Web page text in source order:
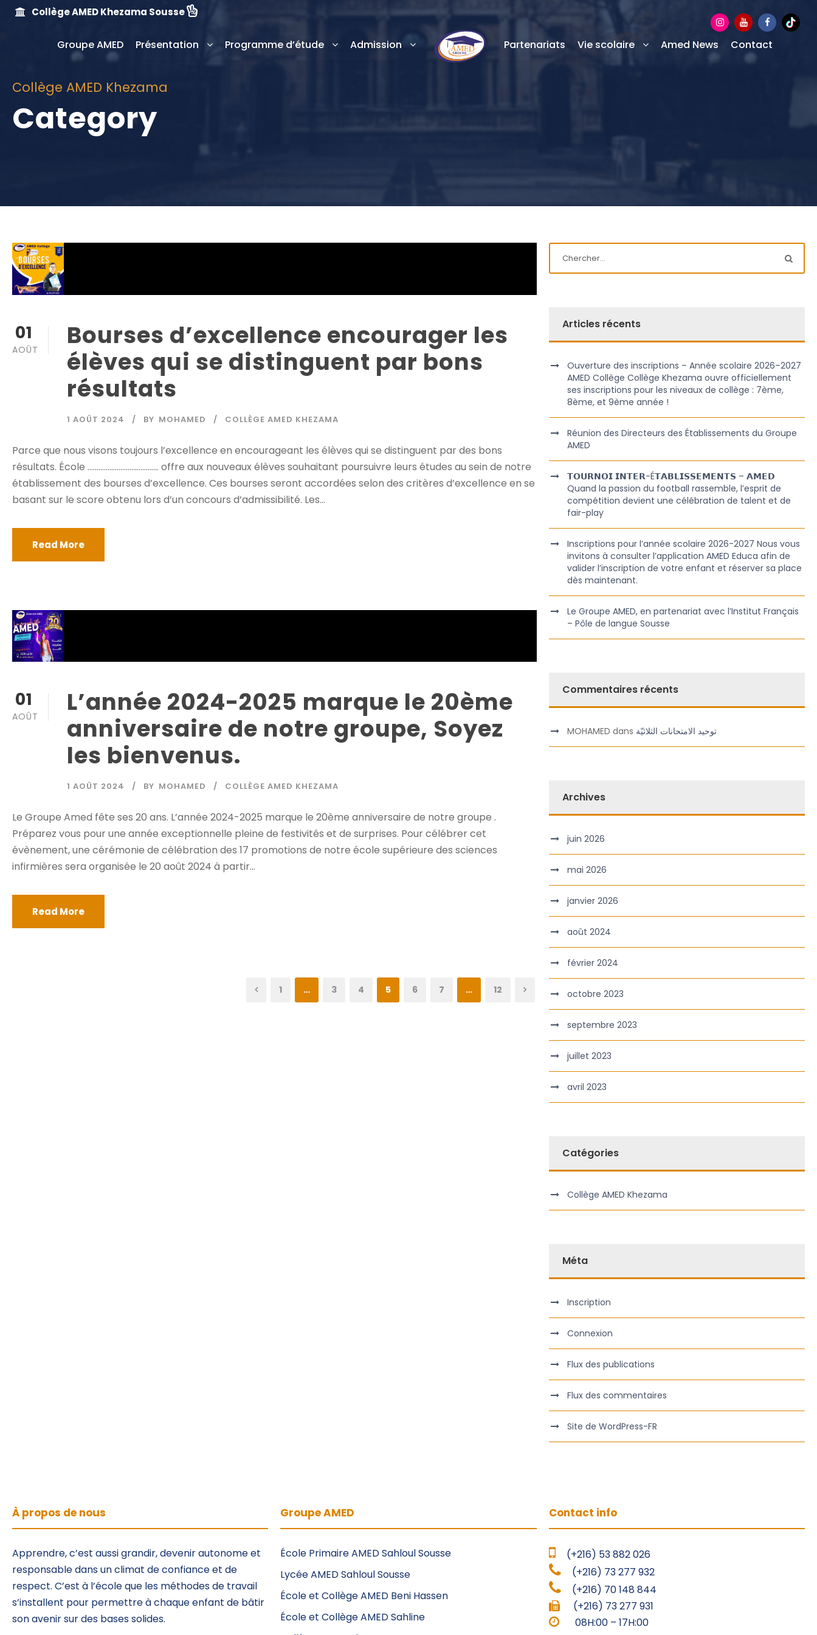
Collège AMED Khezama Sousse
Groupe AMED Présentation Programme d’étude Admission Partenariats Vie scolaire Amed News Contact
Collège AMED Khezama
Category
01
AOÛT
Bourses d’excellence encourager les
élèves qui se distinguent par bons
résultats
1 AOÛT 2024 BY MOHAMED COLLÈGE AMED KHEZAMA
Parce que nous visons toujours l’excellence en encourageant les élèves qui se distinguent par des bons
résultats. École ………………………………… offre aux nouveaux élèves souhaitant poursuivre leurs études au sein de notre
établissement des bourses d’excellence. Ces bourses seront accordées selon des critères d’excellence en se
basant sur le score obtenu lors d’un concours d’admissibilité. Les...
Read More
01
AOÛT
L’année 2024-2025 marque le 20ème
anniversaire de notre groupe, Soyez
les bienvenus.
1 AOÛT 2024 BY MOHAMED COLLÈGE AMED KHEZAMA
Le Groupe Amed fête ses 20 ans. L’année 2024-2025 marque le 20ème anniversaire de notre groupe .
Préparez vous pour une année exceptionnelle pleine de festivités et de surprises. Pour célébrer cet
évènement, une cérémonie de célébration des 17 promotions de notre école supérieure des sciences
infirmières sera organisée le 20 août 2024 à partir...
Read More
1 … 3 4 5 6 7 … 12
Articles récents
Ouverture des inscriptions – Année scolaire 2026–2027
AMED Collège Collège Khezama ouvre officiellement
ses inscriptions pour les niveaux de collège : 7ème,
8ème, et 9ème année !
Réunion des Directeurs des Établissements du Groupe
AMED
𝗧𝗢𝗨𝗥𝗡𝗢𝗜 𝗜𝗡𝗧𝗘𝗥-É𝗧𝗔𝗕𝗟𝗜𝗦𝗦𝗘𝗠𝗘𝗡𝗧𝗦 – 𝗔𝗠𝗘𝗗
Quand la passion du football rassemble, l’esprit de
compétition devient une célébration de talent et de
fair-play
Inscriptions pour l’année scolaire 2026-2027 Nous vous
invitons à consulter l’application AMED Educa afin de
valider l’inscription de votre enfant et réserver sa place
dès maintenant.
Le Groupe AMED, en partenariat avec l’Institut Français
– Pôle de langue Sousse
Commentaires récents
MOHAMED dans توحيد الامتحانات الثلاثيّة
Archives
juin 2026
mai 2026
janvier 2026
août 2024
février 2024
octobre 2023
septembre 2023
juillet 2023
avril 2023
Catégories
Collège AMED Khezama
Méta
Inscription
Connexion
Flux des publications
Flux des commentaires
Site de WordPress-FR
À propos de nous
Apprendre, c’est aussi grandir, devenir autonome et
responsable dans un climat de confiance et de
respect. C’est à l’école que les méthodes de travail
s’installent pour permettre à chaque enfant de bâtir
son avenir sur des bases solides.
Groupe AMED
École Primaire AMED Sahloul Sousse
Lycée AMED Sahloul Sousse
École et Collège AMED Beni Hassen
École et Collège AMED Sahline
Contact info
(+216) 53 882 026
(+216) 73 277 932
(+216) 70 148 844
(+216) 73 277 931
08H:00 – 17H:00